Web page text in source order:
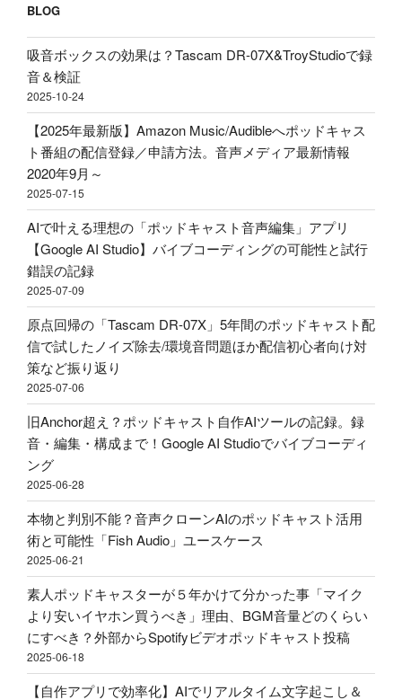
き」
理
由、
BGM
音
量
ど
の
く
ら
い
に
す
べ
き？
外
部
か
ら
Spotify
ビ
デ
オ
ポ
ッ
ド
キ
ャ
ス
ト
投
稿"
こ
し
＆
分
析
テ
ス
ト！
音
声
収
録
&
ポ
ッ
ド
キ
ャ
ス
ト
投
稿
–
Google
AI
Studio"
の
2600
円
で
ロ
ー
プ
ロ
フ
ァ
イ
ル！？
配
信・
ポ
ッ
ド
キ
ャ
ス
ト
用
マ
イ
ク
ア
ー
ム
ア
リ
エ
ク
で
BLOG
吸音ボックスの効果は？Tascam DR-07X&TroyStudioで録
音＆検証
2025-10-24
【2025年最新版】Amazon Music/Audibleへポッドキャス
ト番組の配信登録／申請方法。音声メディア最新情報
2020年9月～
2025-07-15
AIで叶える理想の「ポッドキャスト音声編集」アプリ
【Google AI Studio】バイブコーディングの可能性と試行
錯誤の記録
2025-07-09
原点回帰の「Tascam DR-07X」5年間のポッドキャスト配
信で試したノイズ除去/環境音問題ほか配信初心者向け対
策など振り返り
2025-07-06
旧Anchor超え？ポッドキャスト自作AIツールの記録。録
音・編集・構成まで！Google AI Studioでバイブコーディ
ング
2025-06-28
本物と判別不能？音声クローンAIのポッドキャスト活用
術と可能性「Fish Audio」ユースケース
2025-06-21
素人ポッドキャスターが５年かけて分かった事「マイク
より安いイヤホン買うべき」理由、BGM音量どのくらい
にすべき？外部からSpotifyビデオポッドキャスト投稿
2025-06-18
【自作アプリで効率化】AIでリアルタイム文字起こし＆